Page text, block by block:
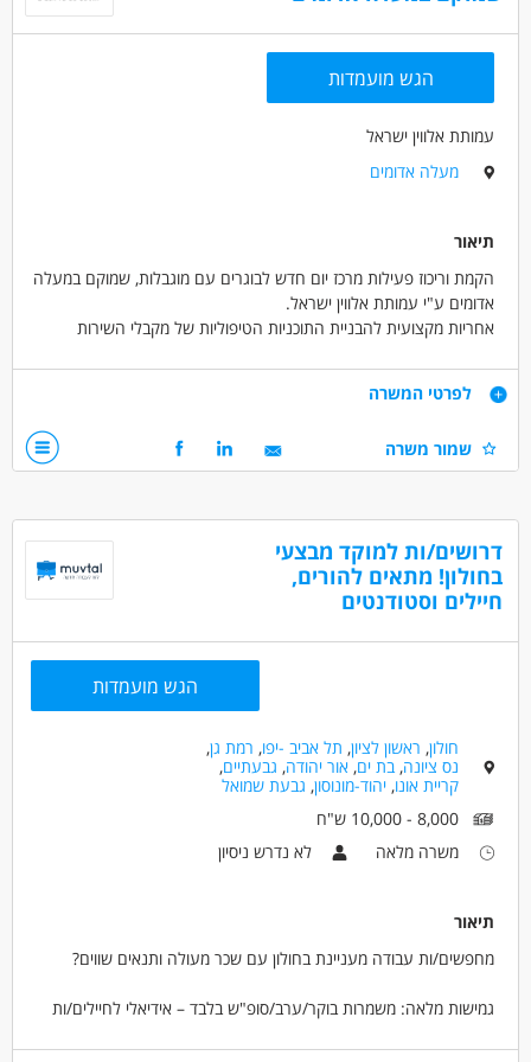
הגש מועמדות
עמותת אלווין ישראל
מעלה אדומים
תיאור
הקמת וריכוז פעילות מרכז יום חדש לבוגרים עם מוגבלות, שמוקם במעלה
אדומים ע"י עמותת אלווין ישראל.
אחריות מקצועית להבניית התוכניות הטיפוליות של מקבלי השירות
+ ליווי פרטני וקבוצתי של מקבלי השירות במרכז
+ הדרכת צוות המדריכים
+ אחריות לדו"חות מקצועיים
דרישות
- יחסים בין אישיים מעולים
דרושים בתחום
בני 40 פלוס
אמהות
המגזר הדתי
לפרטי המשרה
שמור משרה
דרושים/ות למוקד מבצעי
בחולון! מתאים להורים,
חיילים וסטודנטים
הגש מועמדות
חולון, ראשון לציון, תל אביב -יפו, רמת גן,
נס ציונה,בת ים,אור יהודה, גבעתיים,
קריית אונו,יהוד-מונוסון, גבעת שמואל
8,000 - 10,000 ש"ח
משרה מלאה
לא נדרש ניסיון
תיאור
מחפשים/ות עבודה מעניינת בחולון עם שכר מעולה ותנאים שווים?
גמישות מלאה: משמרות בוקר/ערב/סופ"ש בלבד – אידיאלי לחיילים/ות